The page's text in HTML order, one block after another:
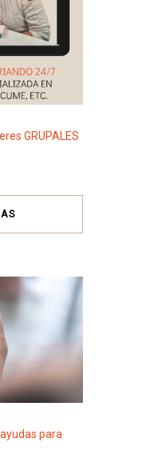
GRUPALES
para